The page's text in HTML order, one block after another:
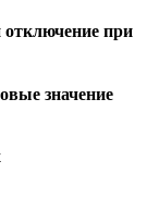
при
значение